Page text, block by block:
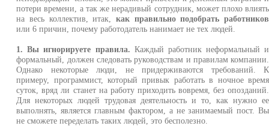
потери времени, а так же нерадивый сотрудник, может плохо влиять
на весь коллектив, итак,как правильно подобрать работников
или 6 причин, почему работодатель нанимает не тех людей.
1. Вы игнорируете правила. Каждый работник неформальный и
формальный, должен следовать руководствам и правилам компании.
Однако некоторые люди, не придерживаются требований. К
примеру, программист, который привык работать в ночное время
суток, вряд ли станет на работу приходить вовремя, без опозданий.
Для некоторых людей трудовая деятельность и то, как нужно ее
выполнять, является главным фактором, а не занимаемый пост. Вы
не сможете переделать таких людей, это бесполезно.